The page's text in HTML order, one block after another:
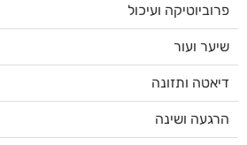
פרוביוטיקה ועיכול
שיער ועור
דיאטה ותזונה
הרגעה ושינה